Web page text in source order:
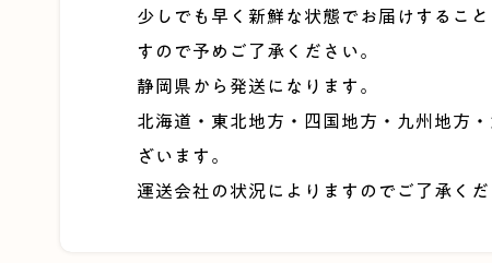
少しでも早く新鮮な状態でお届けするこ
すので予めご了承ください。
静岡県から発送になります。
北海道・東北地方・四国地方・九州地方
ざいます。
運送会社の状況によりますのでご了承くだ